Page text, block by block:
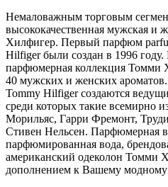
Немаловажным торговым
высококачественная мужская и
Хилфигер. Первый парфюм
Hilfiger были создан в 1996
парфюмерная коллекция Томми
40 мужских и женских
Tommy Hilfiger создаются
среди которых такие всемирно
Морильяс, Гарри Фремонт,
Стивен Нельсен. Парфюмерная
парфюмированная вода,
американский одеколон Томми
дополнением к Вашему модному